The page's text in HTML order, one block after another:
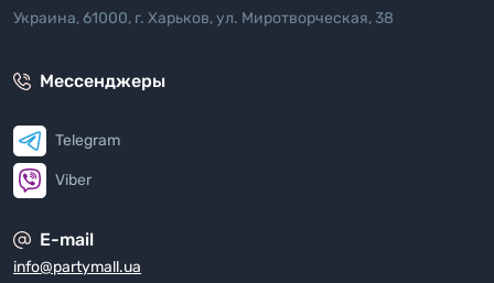
Украина, 61000, г. Харьков, ул. Миротворческая, 38
Мессенджеры
Telegram
Viber
E-mail
info@partymall.ua